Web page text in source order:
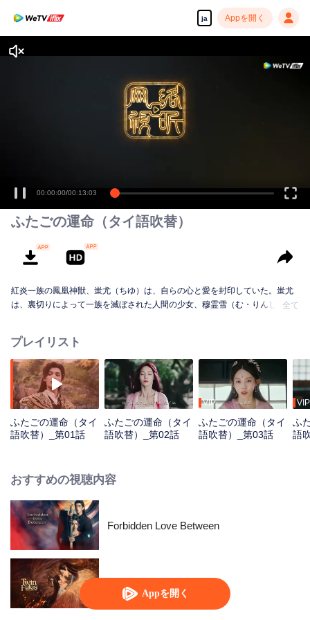
ja Appを開く
Appを開く
ふたごの運命（タイ語吹替）
紅炎一族の鳳凰神獣、蚩尤（ちゆ）は、自らの心と愛を封印していた。蚩尤
は、裏切りによって一族を滅ぼされた人間の少女、穆霊雪（む・りんしゅ）
ての生き物を救う。
全て
プレイリスト
ふたごの運命（タイ
語吹替）_第01話
ふたごの運命（タイ
語吹替）_第02話
VIP
ふたごの運命（タイ
語吹替）_第03話
VIP
ふ
語
おすすめの視聴内容
Forbidden Love Between